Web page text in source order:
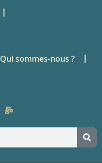
Qui sommes-nous ?